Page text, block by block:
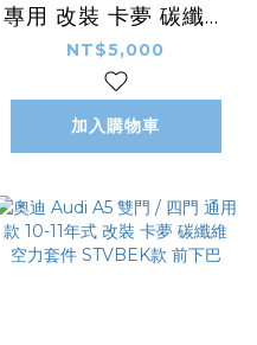
專用 改裝 卡夢 碳纖維
外觀件 空力套件 S-
Line款 尾翼 擾流板
NT$5,000
加入購物車